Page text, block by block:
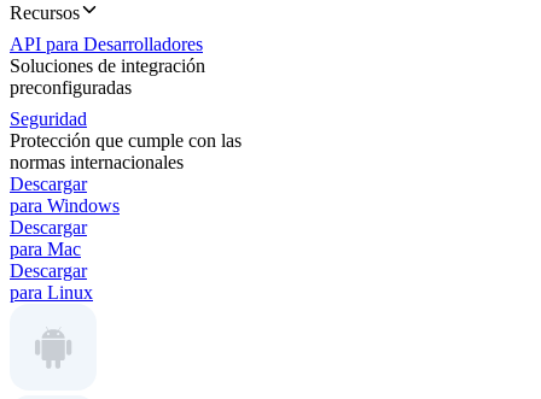
Recursos
API para Desarrolladores
Soluciones de integración
preconfiguradas
Seguridad
Protección que cumple con las
normas internacionales
Descargar
para Windows
Descargar
para Mac
Descargar
para Linux